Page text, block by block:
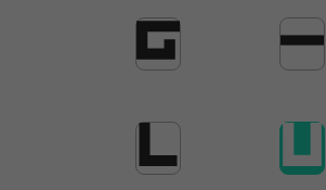
G-Form
L-Form U-